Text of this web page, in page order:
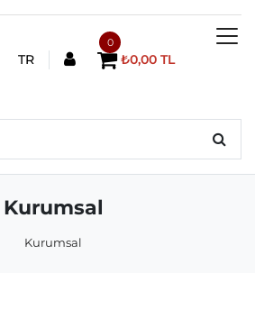
TR
0
₺0,00 TL
Kurumsal
Kurumsal